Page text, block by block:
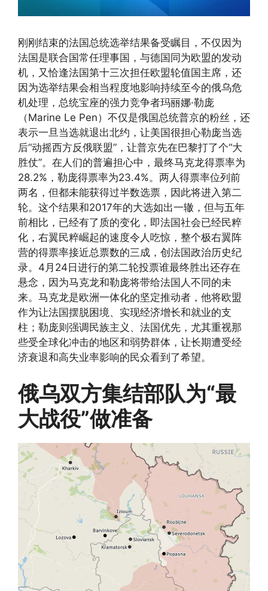
刚刚结束的法国总统选举结果备受瞩目，不仅因为
法国是联合国常任理事国，与德国同为欧盟的发动
机，又恰逢法国第十三次担任欧盟轮值国主席，还
因为选举结果会相当程度地影响持续至今的俄乌危
机处理，总统宝座的强力竞争者玛丽娜·勒庞
（Marine Le Pen）不仅是俄国总统普京的粉丝，还
表示一旦当选就退出北约，让美国很担心勒庞当选
后“动摇西方反俄联盟”，让普京先在巴黎打了个“大
胜仗”。在人们的普遍担心中，最终马克龙得票率为
28.2%，勒庞得票率为23.4%。两人得票率位列前
两名，但都未能获得过半数选票，因此将进入第二
轮。这个结果和2017年的大选如出一辙，但与五年
前相比，已经有了质的变化，即法国社会已经民粹
化，右翼民粹崛起的速度令人吃惊，整个极右翼阵
营的得票率接近总票数的三成，创法国政治历史纪
录。4月24日进行的第二轮投票谁最终胜出还存在
悬念，因为马克龙和勒庞将带给法国人不同的未
来。马克龙是欧洲一体化的坚定推动者，他将欧盟
作为让法国摆脱困境、实现经济增长和就业的支
柱；勒庞则强调民族主义、法国优先，尤其重视那
些受全球化冲击的地区和弱势群体，让长期遭受经
济衰退和高失业率影响的民众看到了希望。
俄乌双方集结部队为“最
大战役”做准备